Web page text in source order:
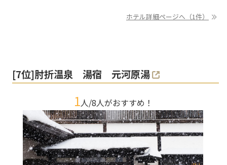
ホテル詳細ページへ（1件）
[7位]肘折温泉 湯宿 元河原湯
1人/8人がおすすめ！